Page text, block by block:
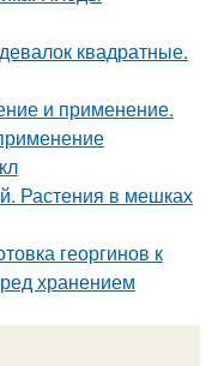
квадратные.
и применение.
Растения в мешках
георгинов к
хранением